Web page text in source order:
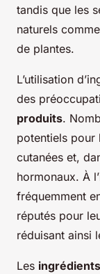
tandis que les
naturels
de plantes.
L’utilisation
des
produits.
potentiels pour
cutanées et,
hormonaux. À
fréquemment
réputés pour
réduisant ainsi
Les